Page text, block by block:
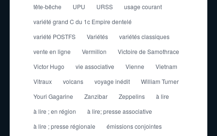
tête-bêche
UPU URSS
usage courant
variété grand C du 1c Empire dentelé
variété POSTFS
Variétés
variétés classiques
vente en ligne
Vermillon
Victoire de Samothrace
Victor Hugo
vie associative Vienne
Vietnam
Vitraux
volcans voyage inédit
William Turner
Youri Gagarine
Zanzibar Zeppelins
à lire
à lire ; en région
à lire; presse associative
à lire ; presse régionale
émissions conjointes